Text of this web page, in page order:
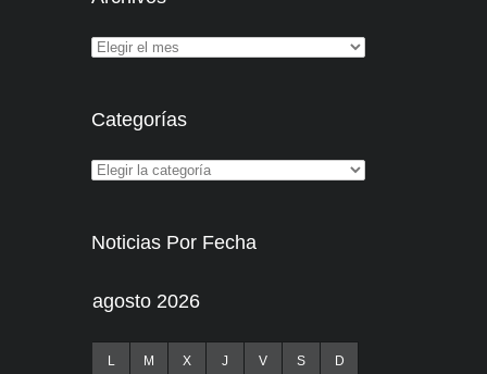
Categorías
Noticias Por Fecha
agosto 2026
L M X J V S D